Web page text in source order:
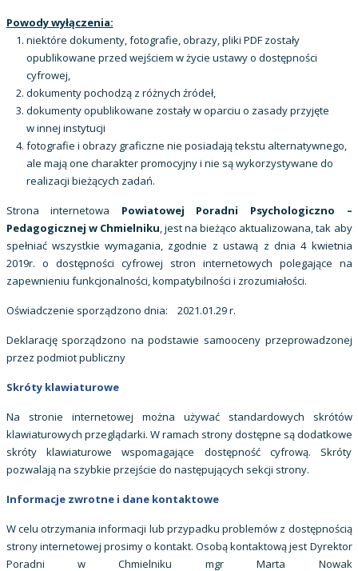
Powody wyłączenia:
niektóre dokumenty, fotografie, obrazy, pliki PDF zostały
opublikowane przed wejściem w życie ustawy o dostępności
cyfrowej,
dokumenty pochodzą z różnych źródeł,
dokumenty opublikowane zostały w oparciu o zasady przyjęte
w innej instytucji
fotografie i obrazy graficzne nie posiadają tekstu alternatywnego,
ale mają one charakter promocyjny i nie są wykorzystywane do
realizacji bieżących zadań.
Strona internetowa Powiatowej Poradni Psychologiczno –
Pedagogicznej w Chmielniku, jest na bieżąco aktualizowana, tak aby
spełniać wszystkie wymagania, zgodnie z ustawą z dnia 4 kwietnia
2019r. o dostępności cyfrowej stron internetowych polegające na
zapewnieniu funkcjonalności, kompatybilności i zrozumiałości.
Oświadczenie sporządzono dnia: 2021.01.29 r.
Deklarację sporządzono na podstawie samooceny przeprowadzonej
przez podmiot publiczny
Skróty klawiaturowe
Na stronie internetowej można używać standardowych skrótów
klawiaturowych przeglądarki. W ramach strony dostępne są dodatkowe
skróty klawiaturowe wspomagające dostępność cyfrową. Skróty
pozwalają na szybkie przejście do następujących sekcji strony.
Informacje zwrotne i dane kontaktowe
W celu otrzymania informacji lub przypadku problemów z dostępnością
strony internetowej prosimy o kontakt. Osobą kontaktową jest Dyrektor
Poradni w Chmielniku mgr Marta Nowak